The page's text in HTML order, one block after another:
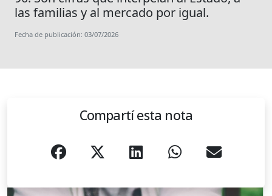
las familias y al mercado por igual.
Fecha de publicación: 03/07/2026
Compartí esta nota